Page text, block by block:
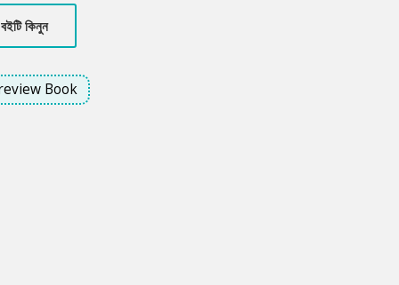
গিয়ে আকস্মিক ফিরে আসে, পরিবারের সবার কাছ
তালিকায় উঠে আসে এই তারানা। তারপর
বইটি কিনুন
Book